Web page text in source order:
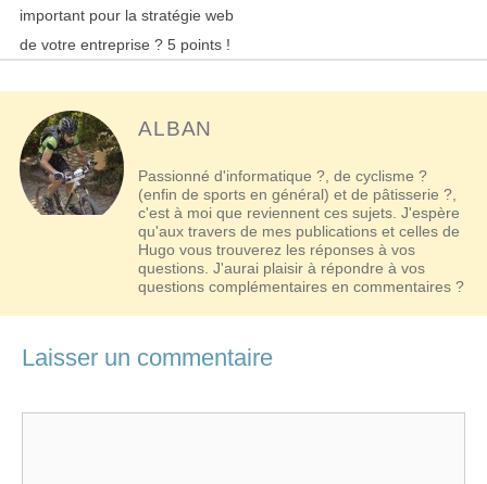
des
articles
important pour la stratégie web
de votre entreprise ? 5 points !
ALBAN
Passionné d'informatique ?, de cyclisme ?
(enfin de sports en général) et de pâtisserie ?,
c'est à moi que reviennent ces sujets. J'espère
qu'aux travers de mes publications et celles de
Hugo vous trouverez les réponses à vos
questions. J'aurai plaisir à répondre à vos
questions complémentaires en commentaires ?
Laisser un commentaire